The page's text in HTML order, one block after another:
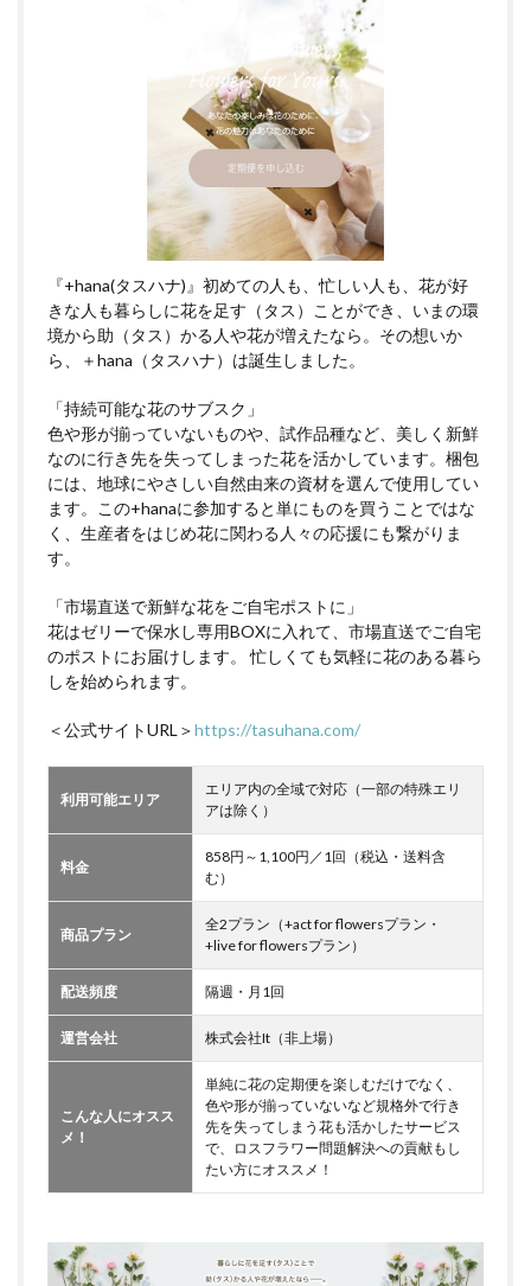
『+hana(タスハナ)』初めての人も、忙しい人も、花が好
きな人も暮らしに花を足す（タス）ことができ、いまの環
境から助（タス）かる人や花が増えたなら。その想いか
ら、＋hana（タスハナ）は誕生しました。
「持続可能な花のサブスク」
色や形が揃っていないものや、試作品種など、美しく新鮮
なのに行き先を失ってしまった花を活かしています。梱包
には、地球にやさしい自然由来の資材を選んで使用してい
ます。この+hanaに参加すると単にものを買うことではな
く、生産者をはじめ花に関わる人々の応援にも繋がりま
す。
「市場直送で新鮮な花をご自宅ポストに」
花はゼリーで保水し専用BOXに入れて、市場直送でご自宅
のポストにお届けします。 忙しくても気軽に花のある暮ら
しを始められます。
＜公式サイトURL＞https://tasuhana.com/
利用可能エリア
エリア内の全域で対応（一部の特殊エリ
アは除く）
料金
858円～1,100円／1回（税込・送料含
む）
商品プラン
全2プラン（+act for flowersプラン・
+live for flowersプラン）
配送頻度 隔週・月1回
運営会社 株式会社It（非上場）
こんな人にオスス
メ！
単純に花の定期便を楽しむだけでなく、
色や形が揃っていないなど規格外で行き
先を失ってしまう花も活かしたサービス
で、ロスフラワー問題解決への貢献もし
たい方にオススメ！